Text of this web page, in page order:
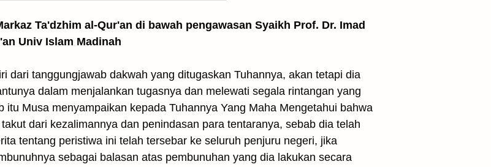
Ta'dzhim al-Qur'an di bawah pengawasan Syaikh Prof. Dr. Imad
Univ Islam Madinah
dari tanggungjawab dakwah yang ditugaskan Tuhannya, akan tetapi dia
dalam menjalankan tugasnya dan melewati segala rintangan yang
Musa menyampaikan kepada Tuhannya Yang Maha Mengetahui bahwa
dari kezalimannya dan penindasan para tentaranya, sebab dia telah
tentang peristiwa ini telah tersebar ke seluruh penjuru negeri, jika
sebagai balasan atas pembunuhan yang dia lakukan secara